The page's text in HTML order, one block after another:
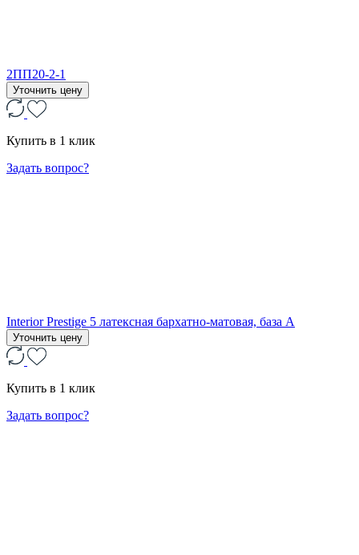
2ПП20-2-1
Уточнить цену
Купить в 1 клик
Задать вопрос?
Interior Prestige 5 латексная бархатно-матовая, база А
Уточнить цену
Купить в 1 клик
Задать вопрос?